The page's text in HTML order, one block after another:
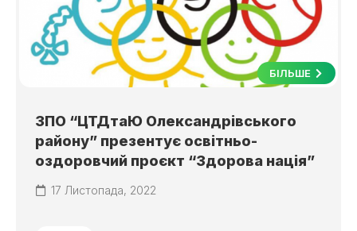
БІЛЬШЕ
ЗПО “ЦТДтаЮ Олександрівського
району” презентує освітньо-
оздоровчий проєкт “Здорова нація”
17 Листопада, 2022